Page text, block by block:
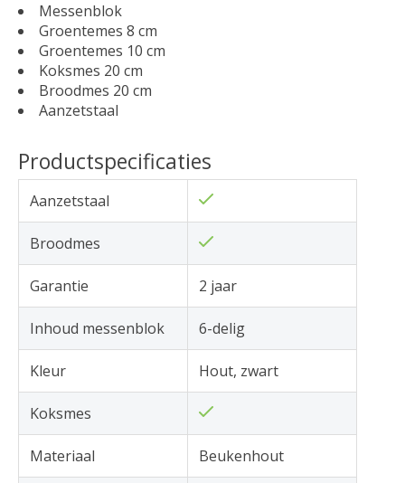
Messenblok
Groentemes 8 cm
Groentemes 10 cm
Koksmes 20 cm
Broodmes 20 cm
Aanzetstaal
Productspecificaties
Aanzetstaal
Broodmes
Garantie 2 jaar
Inhoud messenblok 6-delig
Kleur Hout, zwart
Koksmes
Materiaal Beukenhout